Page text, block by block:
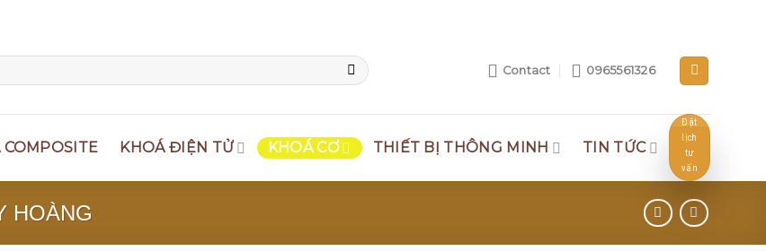
Contact 0965561326
KHOÁ ĐIỆN TỬ KHOÁ CƠ THIẾT BỊ THÔNG MINH TIN TỨC
Đặt
lịch
tư
vấn
HOÀNG